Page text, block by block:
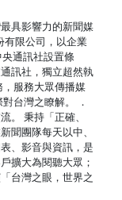
具影響力的新聞媒
有限公司，以企業
通訊社設置條
訊社，獨立超然執
服務大眾傳播媒
台灣之瞭解。 ．
。 秉持「正確、
聞團隊每天以中、
、影音與資訊，是
擴大為閱聽大眾；
台灣之眼，世界之